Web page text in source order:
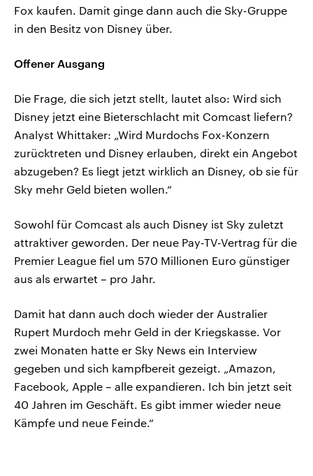
Fox kaufen. Damit ginge dann auch die Sky-Gruppe
in den Besitz von Disney über.
Offener Ausgang
Die Frage, die sich jetzt stellt, lautet also: Wird sich
Disney jetzt eine Bieterschlacht mit Comcast liefern?
Analyst Whittaker: „Wird Murdochs Fox-Konzern
zurücktreten und Disney erlauben, direkt ein Angebot
abzugeben? Es liegt jetzt wirklich an Disney, ob sie für
Sky mehr Geld bieten wollen.“
Sowohl für Comcast als auch Disney ist Sky zuletzt
attraktiver geworden. Der neue Pay-TV-Vertrag für die
Premier League fiel um 570 Millionen Euro günstiger
aus als erwartet – pro Jahr.
Damit hat dann auch doch wieder der Australier
Rupert Murdoch mehr Geld in der Kriegskasse. Vor
zwei Monaten hatte er Sky News ein Interview
gegeben und sich kampfbereit gezeigt. „Amazon,
Facebook, Apple – alle expandieren. Ich bin jetzt seit
40 Jahren im Geschäft. Es gibt immer wieder neue
Kämpfe und neue Feinde.“